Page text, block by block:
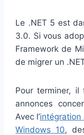
Le .NET 5 est
3.0. Si vous
Framework de
de migrer un
Pour terminer, il
annonces
Avec l’intégration
Windows 10,